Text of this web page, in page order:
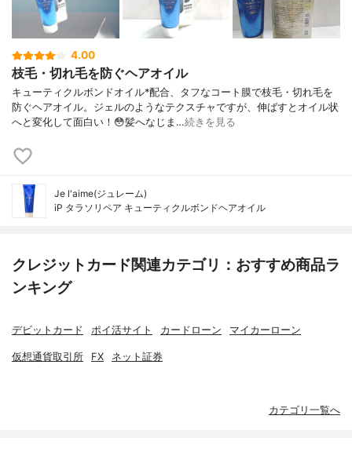
4.00
枝毛・切れ毛を防ぐヘアオイル
キューティクルボンドオイル*配合、タフなコート膜で枝毛・切れ毛を
防ぐヘアオイル。ジェルのようなテクスチャですが、伸ばすとオイル状
へと変化して面白い！😳髪へなじま…続きを見る
Je l'aime(ジュレーム)
iP タラソリペア キューティクルボンドヘアオイル
クレジットカード関連カテゴリ：おすすめ商品ラ
ンキング
デビットカード ポイ活サイト カードローン マイカーローン
仮想通貨取引所 FX ネット証券
カテゴリ一覧へ